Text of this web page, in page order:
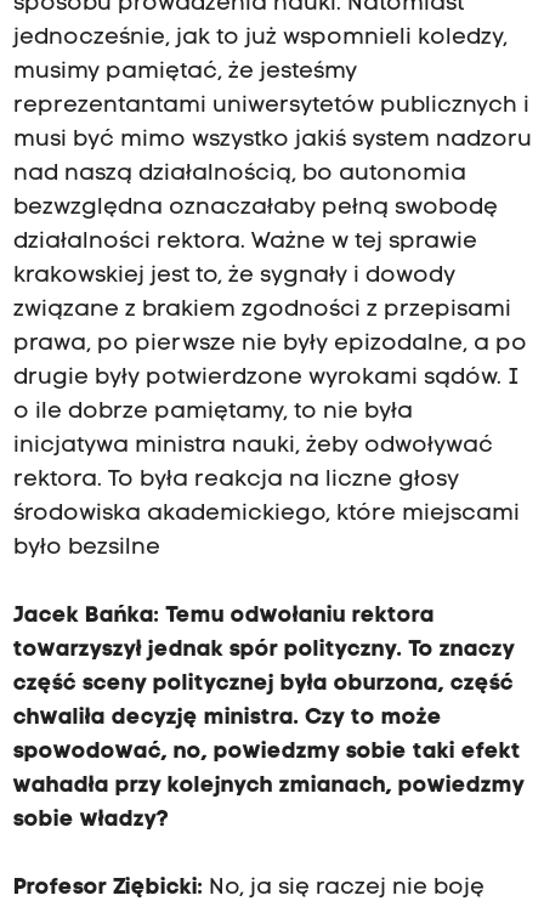
jednocześnie, jak to już wspomnieli koledzy,
musimy pamiętać, że jesteśmy
reprezentantami uniwersytetów publicznych i
musi być mimo wszystko jakiś system nadzoru
nad naszą działalnością, bo autonomia
bezwzględna oznaczałaby pełną swobodę
działalności rektora. Ważne w tej sprawie
krakowskiej jest to, że sygnały i dowody
związane z brakiem zgodności z przepisami
prawa, po pierwsze nie były epizodalne, a po
drugie były potwierdzone wyrokami sądów. I
o ile dobrze pamiętamy, to nie była
inicjatywa ministra nauki, żeby odwoływać
rektora. To była reakcja na liczne głosy
środowiska akademickiego, które miejscami
było bezsilne
Jacek Bańka: Temu odwołaniu rektora
towarzyszył jednak spór polityczny. To znaczy
część sceny politycznej była oburzona, część
chwaliła decyzję ministra. Czy to może
spowodować, no, powiedzmy sobie taki efekt
wahadła przy kolejnych zmianach, powiedzmy
sobie władzy?
Profesor Ziębicki: No, ja się raczej nie boję